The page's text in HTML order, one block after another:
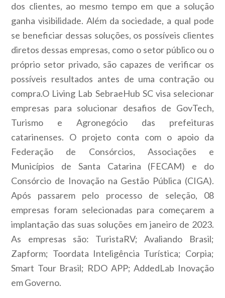
dos clientes, ao mesmo tempo em que a solução
ganha visibilidade. Além da sociedade, a qual pode
se beneficiar dessas soluções, os possíveis clientes
diretos dessas empresas, como o setor público ou o
próprio setor privado, são capazes de verificar os
possíveis resultados antes de uma contração ou
compra.O Living Lab SebraeHub SC visa selecionar
empresas para solucionar desafios de GovTech,
Turismo e Agronegócio das prefeituras
catarinenses. O projeto conta com o apoio da
Federação de Consórcios, Associações e
Municípios de Santa Catarina (FECAM) e do
Consórcio de Inovação na Gestão Pública (CIGA).
Após passarem pelo processo de seleção, 08
empresas foram selecionadas para começarem a
implantação das suas soluções em janeiro de 2023.
As empresas são: TuristaRV; Avaliando Brasil;
Zapform; Toordata Inteligência Turística; Corpia;
Smart Tour Brasil; RDO APP; AddedLab Inovação
em Governo.